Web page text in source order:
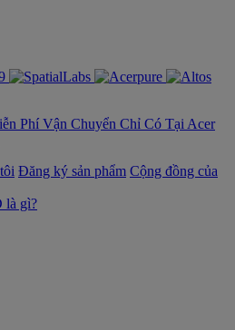
Phí Vận Chuyển Chỉ Có Tại Acer
Đăng ký sản phẩm Cộng đồng của
là gì?